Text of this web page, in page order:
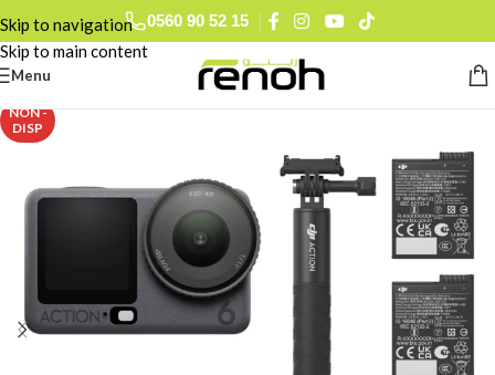
Skip to navigation
Skip to main content
0560 90 52 15
Menu
NON -
DISP